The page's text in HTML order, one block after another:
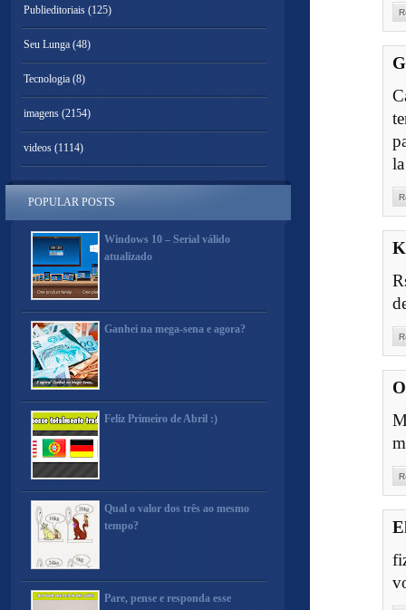
Publieditoriais (125)
Seu Lunga (48)
Tecnologia (8)
imagens (2154)
videos (1114)
POPULAR POSTS
Windows 10 – Serial válido
atualizado
Ganhei na mega-sena e agora?
Feliz Primeiro de Abril :)
Qual o valor dos três ao mesmo
tempo?
Pare, pense e responda esse